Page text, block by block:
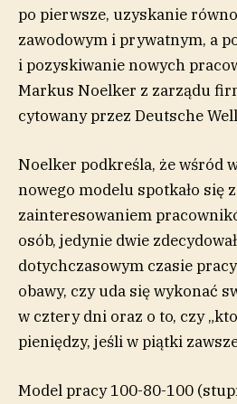
po pierwsze, uzyskanie
zawodowym i prywatnym, a
i pozyskiwanie nowych
Markus Noelker z zarządu
cytowany przez Deutsche
Noelker podkreśla, że wśród
nowego modelu spotkało się
zainteresowaniem
osób, jedynie dwie
dotychczasowym czasie
obawy, czy uda się wykonać
w cztery dni oraz o to, czy
pieniędzy, jeśli w piątki
Model pracy 100-80-100